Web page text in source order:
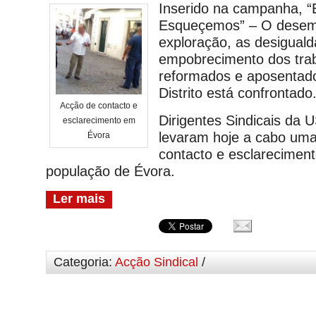
Acção de contacto e
esclarecimento em
Évora
Inserido na campanha,
Esqueçemos” – O
exploração, as
empobrecimento dos
reformados e
Distrito está confrontado.
Dirigentes Sindicais da
levaram hoje a cabo
contacto e
população de Évora.
Ler mais
Categoria: Acção Sindical /